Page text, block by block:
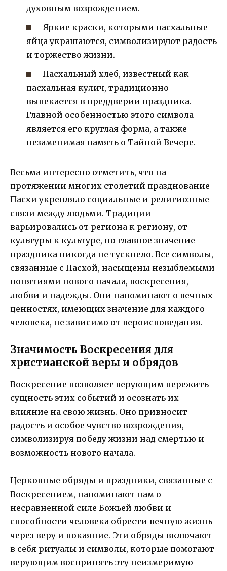
духовным возрождением.
Яркие краски, которыми пасхальные
яйца украшаются, символизируют радость
и торжество жизни.
Пасхальный хлеб, известный как
пасхальная кулич, традиционно
выпекается в преддверии праздника.
Главной особенностью этого символа
является его круглая форма, а также
незаменимая память о Тайной Вечере.
Весьма интересно отметить, что на
протяжении многих столетий празднование
Пасхи укрепляло социальные и религиозные
связи между людьми. Традиции
варьировались от региона к региону, от
культуры к культуре, но главное значение
праздника никогда не тускнело. Все символы,
связанные с Пасхой, насыщены незыблемыми
понятиями нового начала, воскресения,
любви и надежды. Они напоминают о вечных
ценностях, имеющих значение для каждого
человека, не зависимо от вероисповедания.
Значимость Воскресения для
христианской веры и обрядов
Воскресение позволяет верующим пережить
сущность этих событий и осознать их
влияние на свою жизнь. Оно привносит
радость и особое чувство возрождения,
символизируя победу жизни над смертью и
возможность нового начала.
Церковные обряды и праздники, связанные с
Воскресением, напоминают нам о
несравненной силе Божьей любви и
способности человека обрести вечную жизнь
через веру и покаяние. Эти обряды включают
в себя ритуалы и символы, которые помогают
верующим воспринять эту неизмеримую